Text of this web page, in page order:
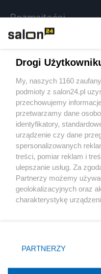
Rozmaitości
Sport
Społeczeństwo
Kultura
X Facebook
Drogi
My, naszych 1160
podmioty z salon24.pl
przechowujemy
przetwarzamy dane
identyfikatory,
urządzenie czy dane
spersonalizowanych
treści, pomiar reklam i
ulepszanie usług. Za
Partnerzy możemy
geolokalizacyjnych oraz
charakterystykę
zmienić/wycofać klikając
znajdujący się w lewym
rodzaje przetwarzania
PARTNERZY